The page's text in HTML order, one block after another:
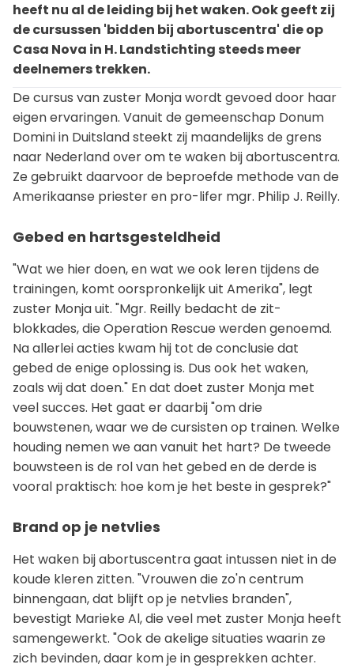
heeft nu al de leiding bij het waken. Ook geeft zij
de cursussen 'bidden bij abortuscentra' die op
Casa Nova in H. Landstichting steeds meer
deelnemers trekken.
De cursus van zuster Monja wordt gevoed door haar
eigen ervaringen. Vanuit de gemeenschap Donum
Domini in Duitsland steekt zij maandelijks de grens
naar Nederland over om te waken bij abortuscentra.
Ze gebruikt daarvoor de beproefde methode van de
Amerikaanse priester en pro-lifer mgr. Philip J. Reilly.
Gebed en hartsgesteldheid
"Wat we hier doen, en wat we ook leren tijdens de
trainingen, komt oorspronkelijk uit Amerika", legt
zuster Monja uit. "Mgr. Reilly bedacht de zit-
blokkades, die Operation Rescue werden genoemd.
Na allerlei acties kwam hij tot de conclusie dat
gebed de enige oplossing is. Dus ook het waken,
zoals wij dat doen." En dat doet zuster Monja met
veel succes. Het gaat er daarbij "om drie
bouwstenen, waar we de cursisten op trainen. Welke
houding nemen we aan vanuit het hart? De tweede
bouwsteen is de rol van het gebed en de derde is
vooral praktisch: hoe kom je het beste in gesprek?"
Brand op je netvlies
Het waken bij abortuscentra gaat intussen niet in de
koude kleren zitten. "Vrouwen die zo'n centrum
binnengaan, dat blijft op je netvlies branden",
bevestigt Marieke Al, die veel met zuster Monja heeft
samengewerkt. "Ook de akelige situaties waarin ze
zich bevinden, daar kom je in gesprekken achter.